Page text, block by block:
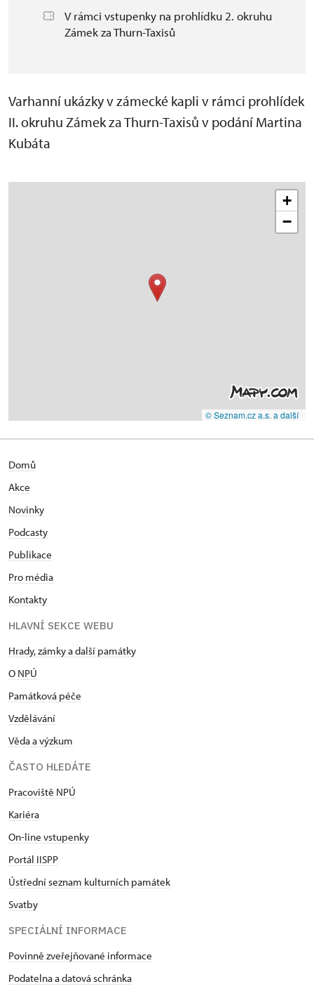
V rámci vstupenky na prohlídku 2. okruhu
Zámek za Thurn-Taxisů
Varhanní ukázky v zámecké kapli v rámci prohlídek
II. okruhu Zámek za Thurn-Taxisů v podání Martina
Kubáta
+
−
© Seznam.cz a.s. a další
Domů
Akce
Novinky
Podcasty
Publikace
Pro média
Kontakty
HLAVNÍ SEKCE WEBU
Hrady, zámky a další památky
O NPÚ
Památková péče
Vzdělávání
Věda a výzkum
ČASTO HLEDÁTE
Pracoviště NPÚ
Kariéra
On-line vstupenky
Portál IISPP
Ústřední seznam kulturních památek
Svatby
SPECIÁLNÍ INFORMACE
Povinně zveřejňované informace
Podatelna a datová schránka